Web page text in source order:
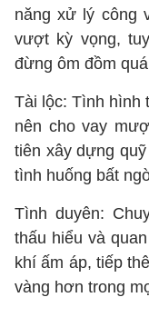
năng xử lý công
vượt kỳ vọng,
đừng ôm đồm
Tài lộc: Tình hình
nên cho vay
tiên xây dựng
tình huống bất
Tình duyên:
thấu hiểu và
khí ấm áp, tiếp
vàng hơn trong